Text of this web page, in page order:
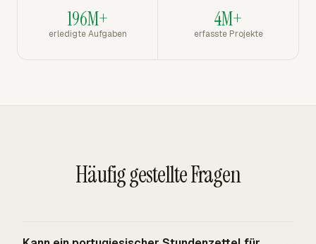
196M+
erledigte Aufgaben
4M+
erfasste Projekte
Häufig gestellte Fragen